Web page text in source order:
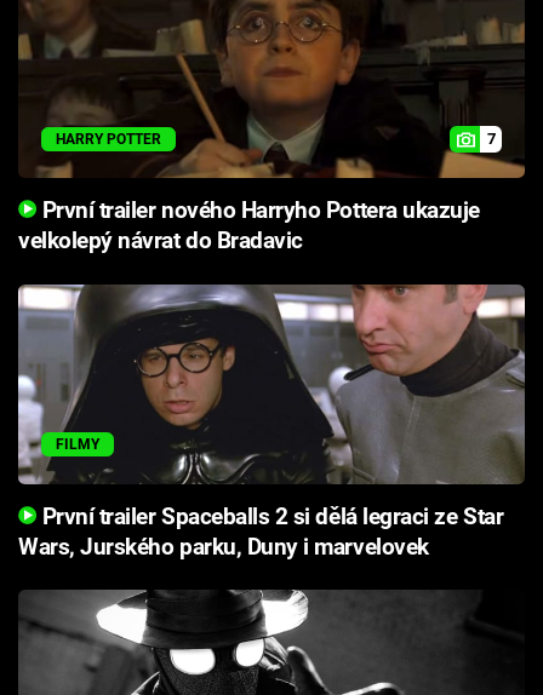
Sledujte prima+
Přihlášení
Sledujte nás
HARRY POTTER 7
První trailer nového Harryho Pottera ukazuje
velkolepý návrat do Bradavic
FILMY
První trailer Spaceballs 2 si dělá legraci ze Star
Wars, Jurského parku, Duny i marvelovek